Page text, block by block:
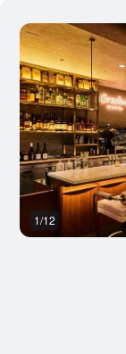
1/12